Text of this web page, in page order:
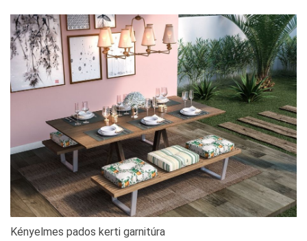
Kényelmes pados kerti garnitúra